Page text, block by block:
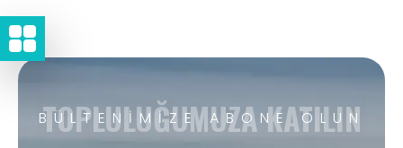
BÜLTENIMIZE ABONE OLUN
TOPLULUĞUMUZA KATILIN